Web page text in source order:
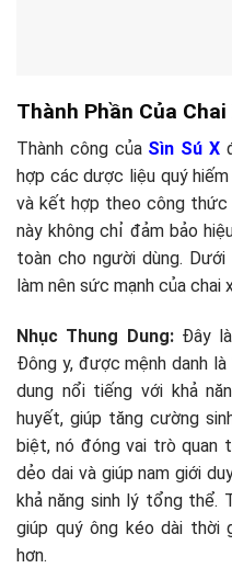
Thành Phần Của
Thành công của Sìn Sú X
hợp các dược liệu quý
và kết hợp theo công
này không chỉ đảm bảo
toàn cho người dùng.
làm nên sức mạnh của chai
Nhục Thung Dung:Đây là
Đông y, được mệnh danh là
dung nổi tiếng với khả
huyết, giúp tăng cường
biệt, nó đóng vai trò quan
dẻo dai và giúp nam giới
khả năng sinh lý tổng thể.
giúp quý ông kéo dài thời
hơn.